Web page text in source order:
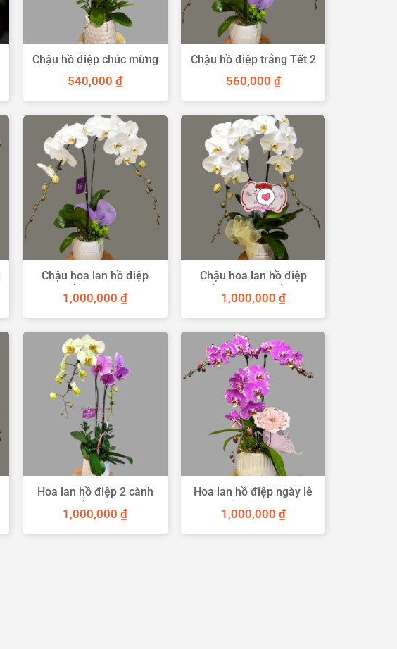
Chậu hồ điệp chúc mừng
2 cành
540,000₫
Chậu hồ điệp trắng Tết 2
cành
560,000 ₫
Chậu hoa lan hồ điệp
trắng 2 cành
1,000,000₫
Chậu hoa lan hồ điệp
trắng 2 cành để bàn
1,000,000 ₫
Hoa lan hồ điệp 2 cành
1,000,000₫
Hoa lan hồ điệp ngày lễ
1,000,000 ₫